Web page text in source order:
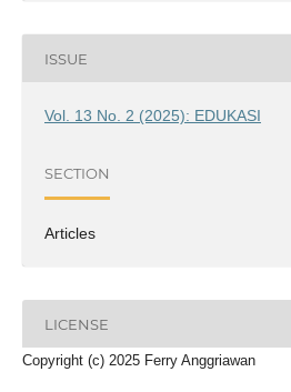
ISSUE
Vol. 13 No. 2 (2025): EDUKASI
SECTION
Articles
LICENSE
Copyright (c) 2025 Ferry Anggriawan